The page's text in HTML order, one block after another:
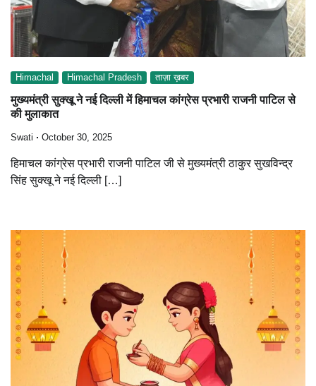
Himachal Himachal Pradesh ताज़ा ख़बर
मुख्यमंत्री सुक्खू ने नई दिल्ली में हिमाचल कांग्रेस प्रभारी राजनी पाटिल से
की मुलाकात
Swati October 30, 2025
हिमाचल कांग्रेस प्रभारी राजनी पाटिल जी से मुख्यमंत्री ठाकुर सुखविन्द्र
सिंह सुक्खू ने नई दिल्ली […]